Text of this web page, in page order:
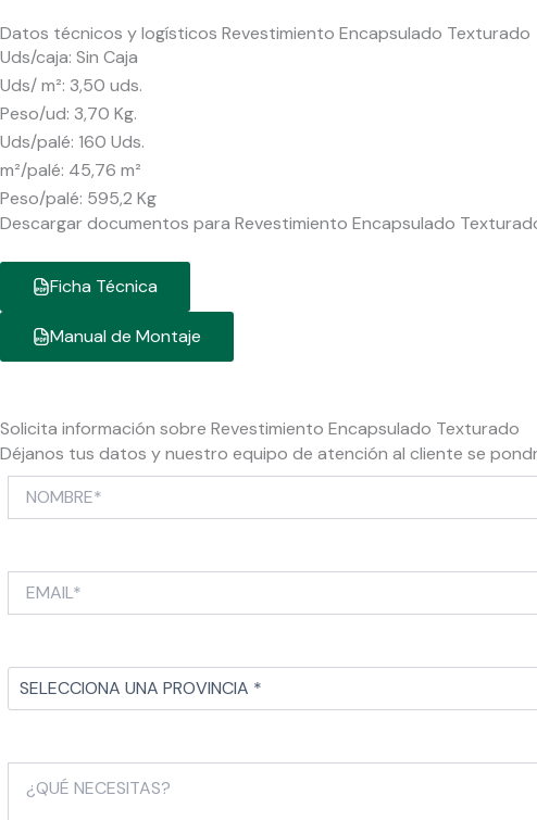
Datos técnicos y logísticos Revestimiento Encapsulado Texturado
Uds/caja: Sin Caja
Uds/ m²: 3,50 uds.
Peso/ud: 3,70 Kg.
Uds/palé: 160 Uds.
m²/palé: 45,76 m²
Peso/palé: 595,2 Kg
Descargar documentos para Revestimiento Encapsulado
Ficha Técnica
Manual de Montaje
Solicita información sobre Revestimiento Encapsulado Texturado
Déjanos tus datos y nuestro equipo de atención al cliente se